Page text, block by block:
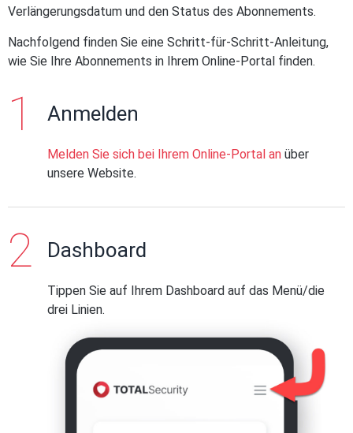
Verlängerungsdatum und den Status des Abonnements.
Nachfolgend finden Sie eine Schritt-für-Schritt-Anleitung,
wie Sie Ihre Abonnements in Ihrem Online-Portal finden.
Anmelden
Melden Sie sich bei Ihrem Online-Portal an über
unsere Website.
Dashboard
Tippen Sie auf Ihrem Dashboard auf das Menü/die
drei Linien.